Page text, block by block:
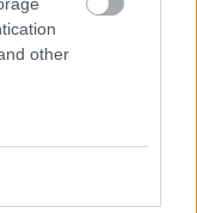
other